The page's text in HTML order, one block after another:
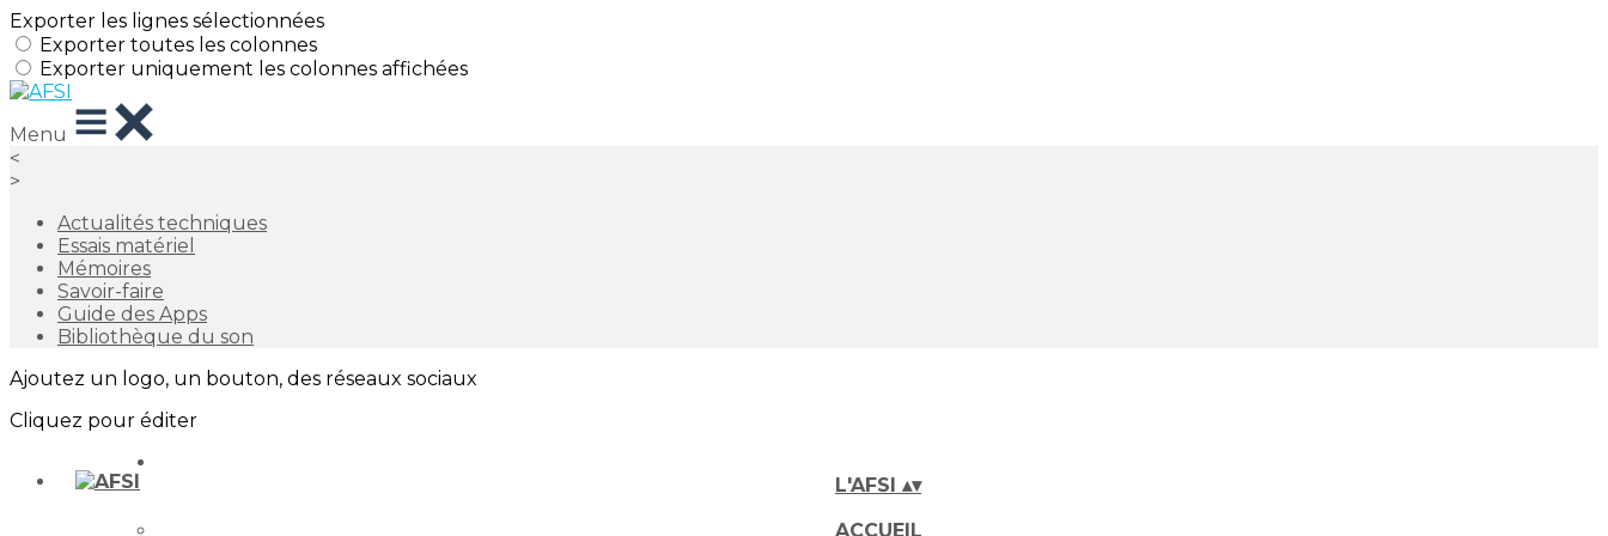
Exporter les lignes sélectionnées
Exporter toutes les colonnes
Exporter uniquement les colonnes affichées
Menu
<
>
Actualités techniques
Essais matériel
Mémoires
Savoir-faire
Guide des Apps
Bibliothèque du son
Ajoutez un logo, un bouton, des réseaux sociaux
Cliquez pour éditer
L'AFSI ▴▾
ACCUEIL